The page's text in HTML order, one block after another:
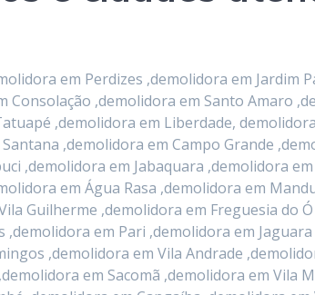
em Perdizes ,demolidora em Jardim
,demolidora em Santo Amaro
,demolidora em Liberdade,
,demolidora em Campo Grande
,demolidora em Jabaquara ,demolidora
em Água Rasa ,demolidora em
Guilherme ,demolidora em Freguesia do
em Pari ,demolidora em
,demolidora em Vila Andrade
em Sacomã ,demolidora em Vila